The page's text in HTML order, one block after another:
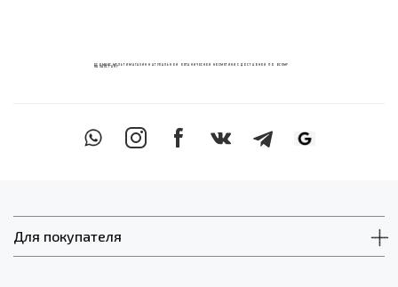
ECOМИКС МУЛЬТИМАГАЗИН НАТУРАЛЬНОЙ ОРГАНИЧЕСКОЙ КОСМЕТИКИ С ДОСТАВКОЙ ПО ВСЕМУ
КАЗАХСТАНУ
Для покупателя